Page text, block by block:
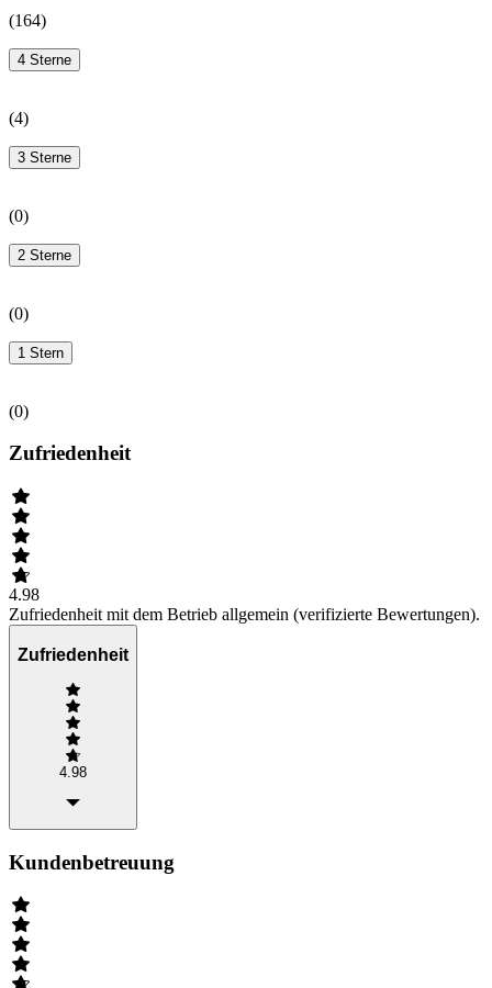
(164)
4 Sterne
(4)
3 Sterne
(0)
2 Sterne
(0)
1 Stern
(0)
Zufriedenheit
4.98
Zufriedenheit mit dem Betrieb allgemein (verifizierte Bewertungen).
Zufriedenheit
4.98
Kundenbetreuung